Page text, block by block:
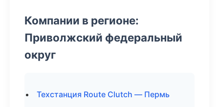
Компании в регионе:
Приволжский федеральный
округ
Техстанция Route Clutch — Пермь